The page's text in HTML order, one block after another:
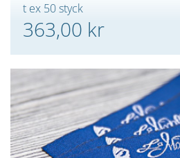
t ex 50 styck
363,00 kr